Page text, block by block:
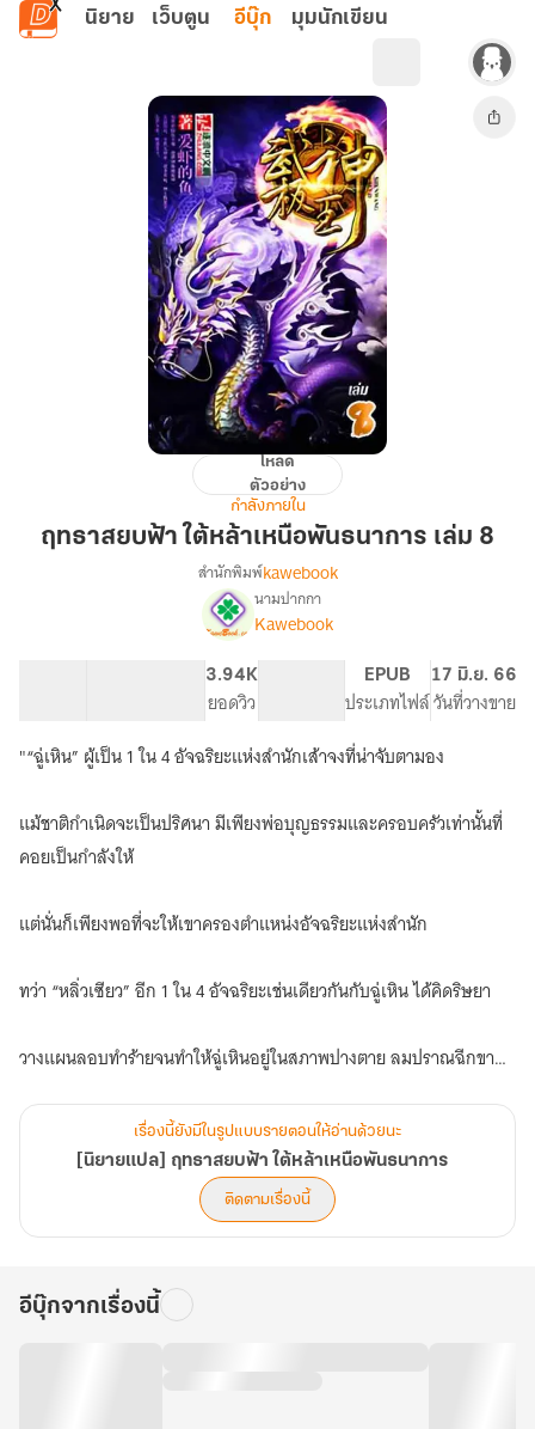
ข้ามไปยังเนื้อหาหลัก
นิยาย เว็บตูน อีบุ๊ก มุมนักเขียน
ฤทธา
ฟ้า
พันธนาการ
โหลด
ตัวอย่าง
กำลังภายใน
ฤทธาสยบฟ้า ใต้หล้าเหนือพันธนาการ เล่ม 8
เรื่อง [นิยาย
แปล]
หล้า
สำนักพิมพ์kawebook
นามปากกา
Kawebook
3.94K
ยอดวิว
EPUB
ประเภทไฟล์
17 มิ.ย. 66
วันที่วางขาย
"“ฉู่เหิน” ผู้เป็น 1 ใน 4 อัจฉริยะแห่งสำนักเส้าจงที่น่าจับตามอง
แม้ชาติกำเนิดจะเป็นปริศนา มีเพียงพ่อบุญธรรมและครอบครัวเท่านั้นที่
คอยเป็นกำลังให้
แต่นั่นก็เพียงพอที่จะให้เขาครองตำแหน่งอัจฉริยะแห่งสำนัก
ทว่า “หลิ่วเซียว” อีก 1 ใน 4 อัจฉริยะเช่นเดียวกันกับฉู่เหิน ได้คิดริษยา
วางแผนลอบทำร้ายจนทำให้ฉู่เหินอยู่ในสภาพปางตาย ลมปราณฉีกขาด
ต่อให้ดีขึ้นได้ก็จำต้องพิการเป็นคนไร้ค่า…
ขณะที่ชีวิตกำลังจะดับไปอย่างสิ้นหวัง
ได้มีชายปริศนานามว่า “หลีอู๋ซาง” เข้ามาช่วยเหลือฉู่เหินเอาไว้ รักษา
อาการจนรอดพ้นความตาย
เรื่องนี้ยังมีในรูปแบบรายตอนให้อ่านด้วยนะ
[นิยายแปล] ฤทธาสยบฟ้า ใต้หล้าเหนือพันธนาการ
ติดตามเรื่องนี้
อีบุ๊กจากเรื่องนี้